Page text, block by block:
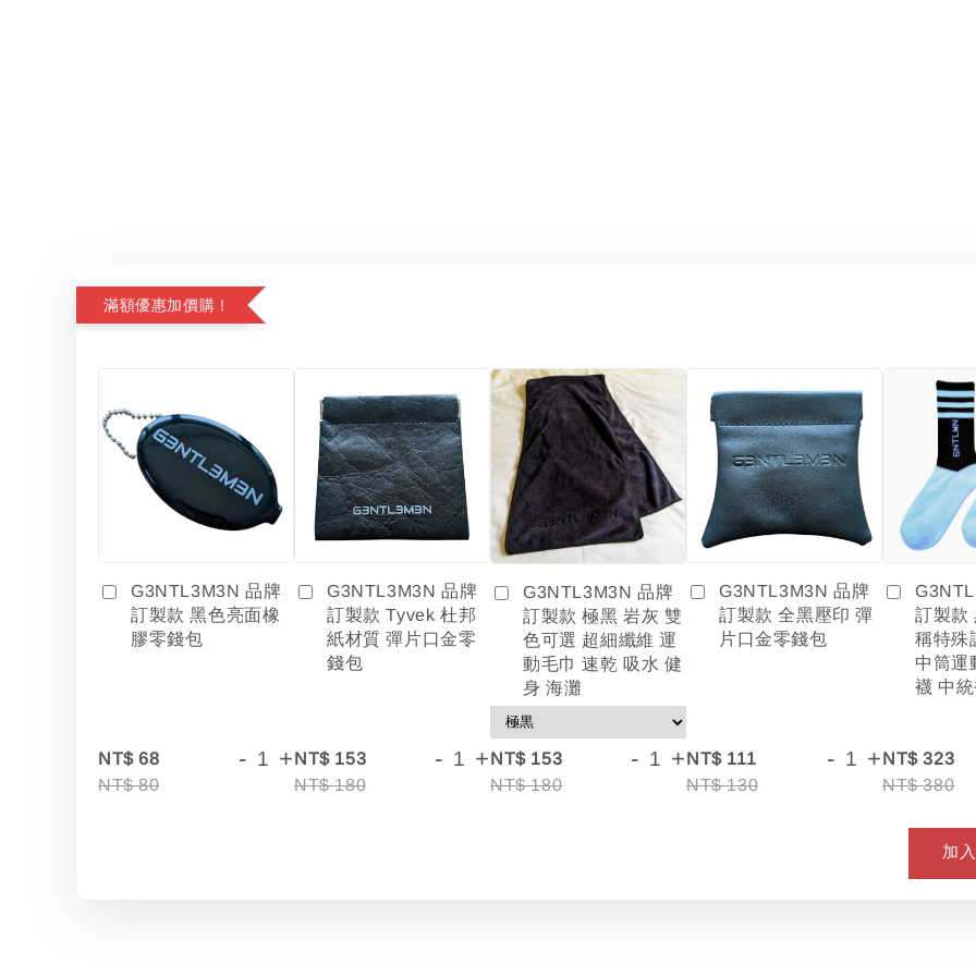
滿額優惠加價購！
G3NTL3M3N 品牌
訂製款 黑色亮面橡
膠零錢包
NT$ 68
NT$ 80
- +
G3NTL3M3N 品牌
訂製款 Tyvek 杜邦
紙材質 彈片口金零
錢包
NT$ 153
NT$ 180
- +
G3NTL3M3N 品牌
訂製款 極黑 岩灰 雙
色可選 超細纖維 運
動毛巾 速乾 吸水 健
身 海灘
NT$ 153
NT$ 180
- +
G3NTL3M3N 品牌
訂製款 全黑壓印 彈
片口金零錢包
NT$ 111
NT$ 130
- +
訂製款
稱特殊
中筒運
襪 中
NT$ 323
NT$ 380
加